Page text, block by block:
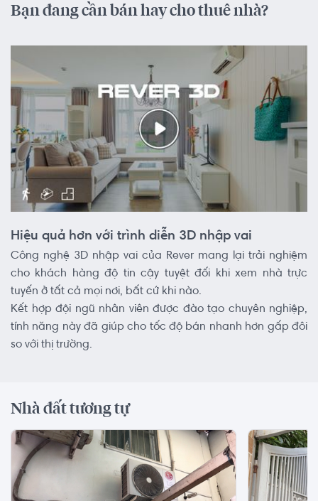
Bạn đang cần bán hay cho thuê nhà?
Hiệu quả hơn với trình diễn 3D nhập vai
Công nghệ 3D nhập vai của Rever mang lại trải nghiệm
cho khách hàng độ tin cậy tuyệt đối khi xem nhà trực
tuyến ở tất cả mọi nơi, bất cứ khi nào.
Kết hợp đội ngũ nhân viên được đào tạo chuyên nghiệp,
tính năng này đã giúp cho tốc độ bán nhanh hơn gấp đôi
so với thị trường.
Nhà đất tương tự